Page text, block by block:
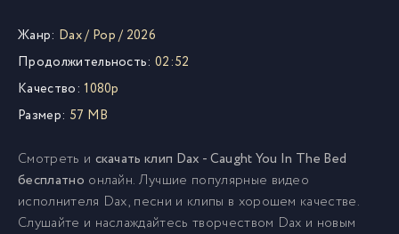
Жанр: Dax/ Pop/ 2026
Продолжительность: 02:52
Качество: 1080p
Размер: 57 MB
Смотреть и скачать клип Dax - Caught You In The Bed
бесплатно онлайн. Лучшие популярные видео
исполнителя Dax, песни и клипы в хорошем качестве.
Слушайте и наслаждайтесь творчеством Dax и новым